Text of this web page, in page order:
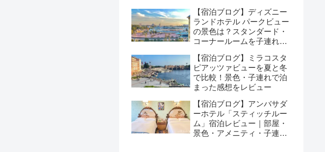
【宿泊ブログ】ディズニー
ランドホテル パークビュー
の景色は？スタンダード・
コーナールームを子連れで
【宿泊ブログ】ミラコスタ
ピアッツァビューを夏と冬
で比較！景色・子連れで泊
まった感想をレビュー
【宿泊ブログ】アンバサダ
ーホテル「スティッチルー
ム」宿泊レビュー｜部屋・
景色・アメニティ・子連れ